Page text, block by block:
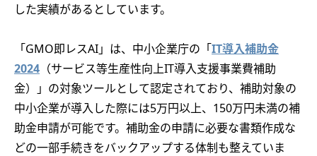
した実績があるとしています。
「GMO即レスAI」は、中小企業庁の「IT導入補助金
2024 （サービス等生産性向上IT導入支援事業費補助
金）」の対象ツールとして認定されており、補助対象の
中小企業が導入した際には5万円以上、150万円未満の補
助金申請が可能です。補助金の申請に必要な書類作成な
どの一部手続きをバックアップする体制も整えていま